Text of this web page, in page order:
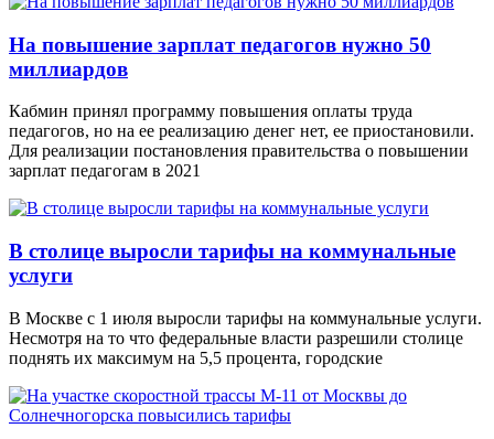
На повышение зарплат педагогов нужно 50
миллиардов
Кабмин принял программу повышения оплаты труда
педагогов, но на ее реализацию денег нет, ее приостановили.
Для реализации постановления правительства о повышении
зарплат педагогам в 2021
В столице выросли тарифы на коммунальные
услуги
В Москве с 1 июля выросли тарифы на коммунальные услуги.
Несмотря на то что федеральные власти разрешили столице
поднять их максимум на 5,5 процента, городские